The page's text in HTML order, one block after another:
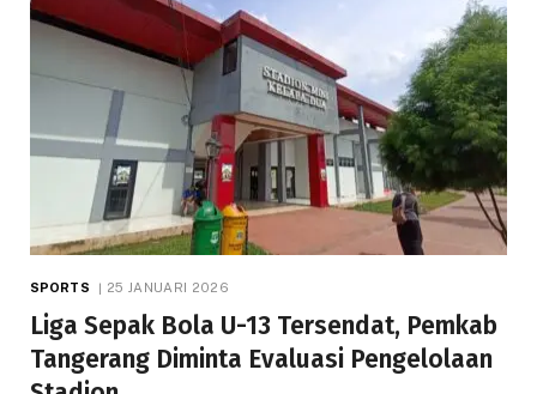
SPORTS 25 JANUARI 2026
Liga Sepak Bola U-13 Tersendat, Pemkab
Tangerang Diminta Evaluasi Pengelolaan